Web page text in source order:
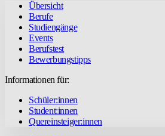
Übersicht
Berufe
Studiengänge
Events
Berufstest
Bewerbungstipps
Informationen für:
Schüler:innen
Student:innen
Quereinsteiger:innen